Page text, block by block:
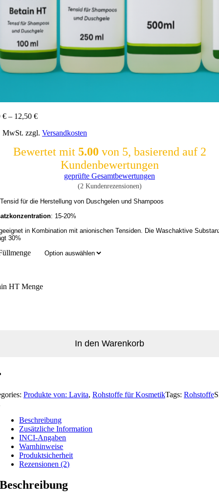
€ – 12,50 €
MwSt. zzgl. Versandkosten
Bewertet mit 5.00 von 5, basierend auf 2
Kundenbewertungen
geprüfte Gesamtbewertungen
(2Kundenrezensionen)
für die Herstellung von Duschgelen und Shampoos
: 15-20%
in Kombination mit anionischen Tensiden. Die Waschaktive
30%
HT Menge
In den Warenkorb
Produkte von: Lavita, Rohstoffe für KosmetikTags: Rohstoffe
Beschreibung
Zusätzliche Information
INCI-Angaben
Warnhinweise
Produktsicherheit
Rezensionen (2)
Beschreibung